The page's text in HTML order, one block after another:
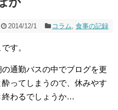
2014/12/1 コラム, 食事の記録
す。
通勤バスの中でブログを更
ってしまうので、休みやす
終わるでしょうか…